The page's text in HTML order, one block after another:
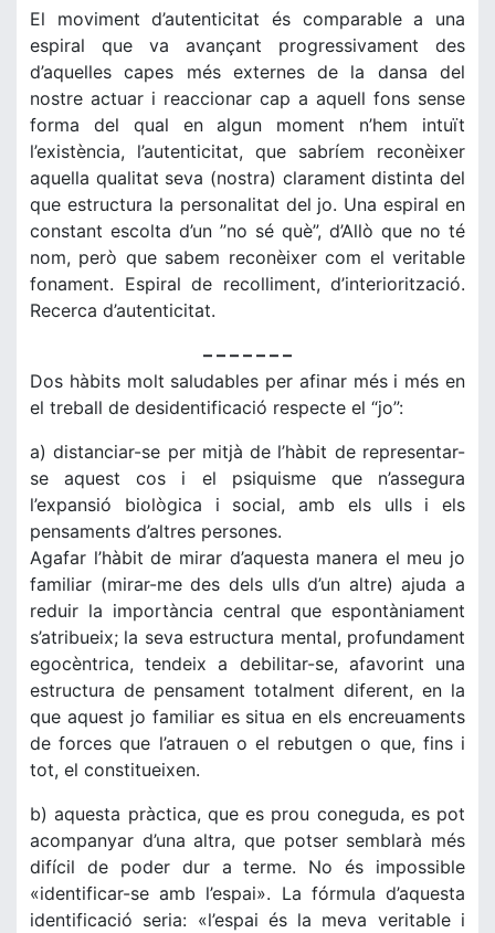
El moviment d’autenticitat és comparable a una
espiral que va avançant progressivament des
d’aquelles capes més externes de la dansa del
nostre actuar i reaccionar cap a aquell fons sense
forma del qual en algun moment n’hem intuït
l’existència, l’autenticitat, que sabríem reconèixer
aquella qualitat seva (nostra) clarament distinta del
que estructura la personalitat del jo. Una espiral en
constant escolta d’un ”no sé què”, d’Allò que no té
nom, però que sabem reconèixer com el veritable
fonament. Espiral de recolliment, d’interiorització.
Recerca d’autenticitat.
– – – – – – –
Dos hàbits molt saludables per afinar més i més en
el treball de desidentificació respecte el “jo”:
a) distanciar-se per mitjà de l’hàbit de representar-
se aquest cos i el psiquisme que n’assegura
l’expansió biològica i social, amb els ulls i els
pensaments d’altres persones.
Agafar l’hàbit de mirar d’aquesta manera el meu jo
familiar (mirar-me des dels ulls d’un altre) ajuda a
reduir la importància central que espontàniament
s’atribueix; la seva estructura mental, profundament
egocèntrica, tendeix a debilitar-se, afavorint una
estructura de pensament totalment diferent, en la
que aquest jo familiar es situa en els encreuaments
de forces que l’atrauen o el rebutgen o que, fins i
tot, el constitueixen.
b) aquesta pràctica, que es prou coneguda, es pot
acompanyar d’una altra, que potser semblarà més
difícil de poder dur a terme. No és impossible
«identificar-se amb l’espai». La fórmula d’aquesta
identificació seria: «l’espai és la meva veritable i